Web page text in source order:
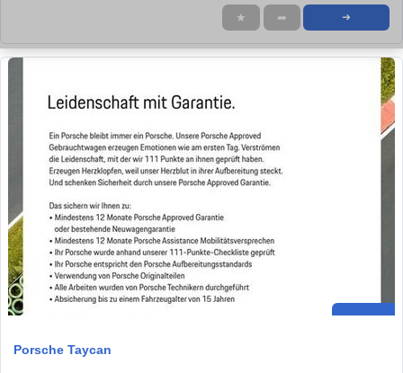
★ ➦ ➜
Porsche Taycan